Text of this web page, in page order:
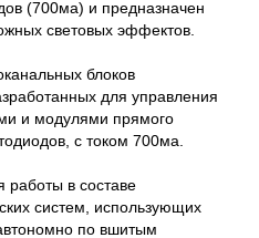
(700ма) и предназначен
световых эффектов.
блоков
для управления
и модулями прямого
с током 700ма.
работы в составе
систем, использующих
по вшитым